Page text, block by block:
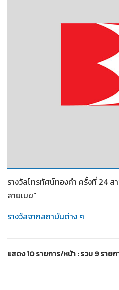
2553
รางวัลโทรทัศน์ทองคำ ครั้งที่ 24 ส
ลายเมฆ"
รางวัลจากสถาบันต่าง ๆ
แสดง 10 รายการ/หน้า : รวม 9 รายก